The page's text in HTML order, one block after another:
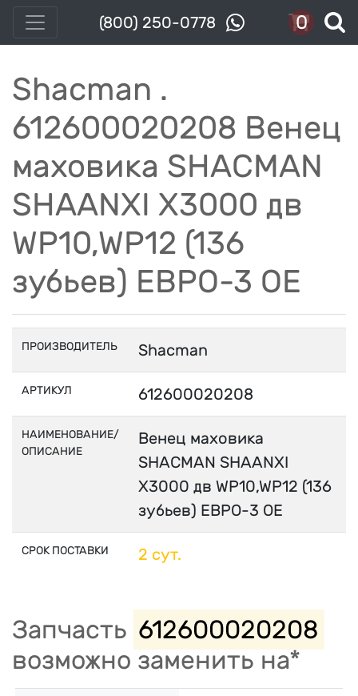
(800) 250-0778 0
Shacman .
612600020208 Венец
маховика SHACMAN
SHAANXI X3000 дв
WP10,WP12 (136
зубьев) ЕВРО-3 OE
ПРОИЗВОДИТЕЛЬ Shacman
АРТИКУЛ 612600020208
НАИМЕНОВАНИЕ/
ОПИСАНИЕ
Венец маховика
SHACMAN SHAANXI
X3000 дв WP10,WP12 (136
зубьев) ЕВРО-3 OE
СРОК ПОСТАВКИ 2 сут.
Запчасть 612600020208
возможно заменить на*